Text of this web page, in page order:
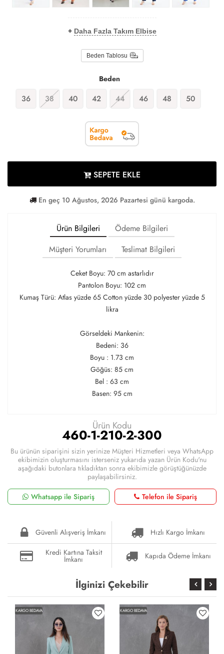
+ Daha Fazla Takım Elbise
Beden Tablosu
Beden
36 38 40 42 44 46 48 50
SEPETE EKLE
En geç 10 Ağustos, 2026 Pazartesi günü kargoda.
Ürün Bilgileri
Ödeme Bilgileri
Müşteri Yorumları
Teslimat Bilgileri
Ceket Boyu: 70 cm astarlıdır
Pantolon Boyu: 102 cm
Kumaş Türü: Atlas yüzde 65 Cotton yüzde 30 polyester yüzde 5
likra
Görseldeki Mankenin:
Bedeni: 36
Boyu : 1.73 cm
Göğüs: 85 cm
Bel : 63 cm
Basen: 95 cm
Ürün Kodu
460-1-210-2-300
Bu ürünün siparişini sizin yerinize Müşteri Hizmetleri veya WhatsApp
ekibimizin oluşturmasını isterseniz yukarıda yazan Ürün Kodu'nu
aşağıdaki butonlara tıkladıktan sonra ekibimizle görüştüğünüzde
paylaşabilirsiniz.
Whatsapp ile Sipariş
Telefon ile Sipariş
Güvenli Alışveriş İmkanı
Hızlı Kargo İmkanı
Kredi Kartına Taksit
İmkanı Kapıda Ödeme İmkanı
İlginizi Çekebilir
KARGO BEDAVA KARGO BEDAVA